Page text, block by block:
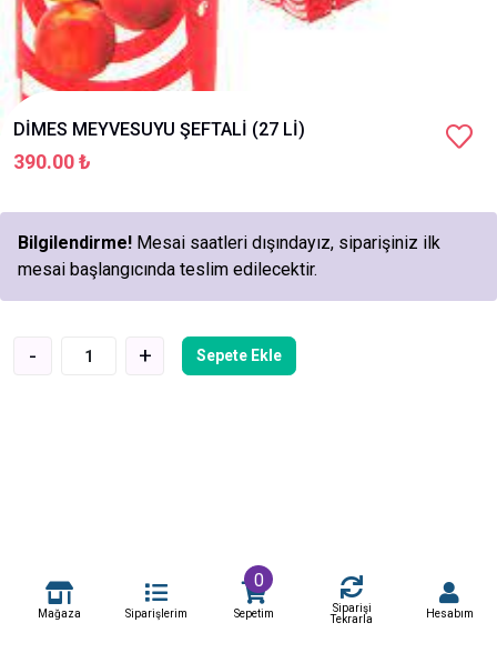
DİMES MEYVESUYU ŞEFTALİ (27 Lİ)
390.00 ₺
Bilgilendirme! Mesai saatleri dışındayız, siparişiniz ilk
mesai başlangıcında teslim edilecektir.
- + Sepete Ekle
Mağaza Siparişlerim Sepetim
0
Siparişi
Tekrarla
Hesabım